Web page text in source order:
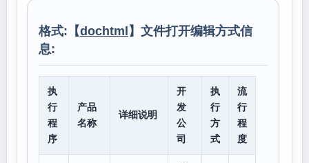
格式:【dochtml 】文件打开编辑方式信
息:
执
行
程
序
产品
名称
详细说明
开
发
公
司
执
行
方
式
流
行
程
度